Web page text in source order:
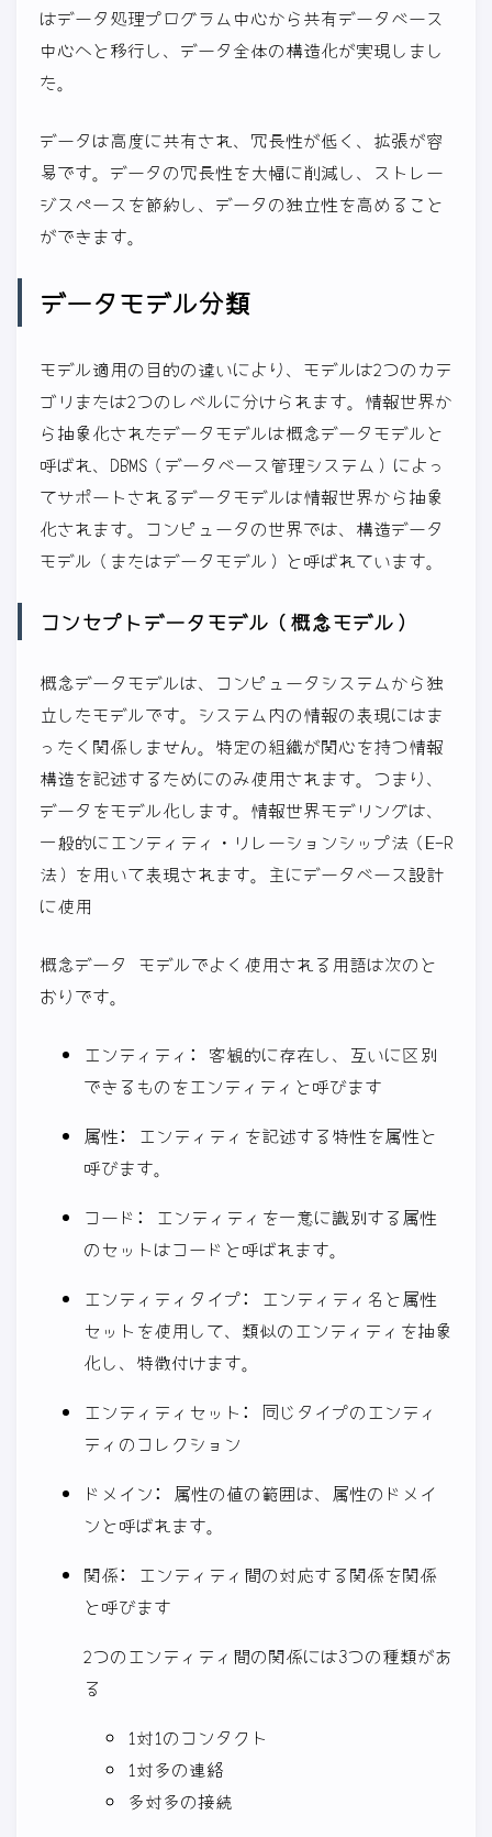
はデータ処理プログラム中心から共有データベース
中心へと移行し、データ全体の構造化が実現しまし
た。
データは高度に共有され、冗長性が低く、拡張が容
易です。データの冗長性を大幅に削減し、ストレー
ジスペースを節約し、データの独立性を高めること
ができます。
データモデル分類
モデル適用の目的の違いにより、モデルは2つのカテ
ゴリまたは2つのレベルに分けられます。情報世界か
ら抽象化されたデータモデルは概念データモデルと
呼ばれ、DBMS（データベース管理システム）によっ
てサポートされるデータモデルは情報世界から抽象
化されます。コンピュータの世界では、構造データ
モデル（またはデータモデル）と呼ばれています。
コンセプトデータモデル（概念モデル）
概念データモデルは、コンピュータシステムから独
立したモデルです。システム内の情報の表現にはま
ったく関係しません。特定の組織が関心を持つ情報
構造を記述するためにのみ使用されます。つまり、
データをモデル化します。情報世界モデリングは、
一般的にエンティティ・リレーションシップ法（E-R
法）を用いて表現されます。主にデータベース設計
に使用
概念データ モデルでよく使用される用語は次のと
おりです。
エンティティ: 客観的に存在し、互いに区別
できるものをエンティティと呼びます
属性: エンティティを記述する特性を属性と
呼びます。
コード: エンティティを一意に識別する属性
のセットはコードと呼ばれます。
エンティティタイプ: エンティティ名と属性
セットを使用して、類似のエンティティを抽象
化し、特徴付けます。
エンティティセット: 同じタイプのエンティ
ティのコレクション
ドメイン: 属性の値の範囲は、属性のドメイ
ンと呼ばれます。
関係: エンティティ間の対応する関係を関係
と呼びます
2つのエンティティ間の関係には3つの種類があ
る
1対1のコンタクト
1対多の連絡
多対多の接続